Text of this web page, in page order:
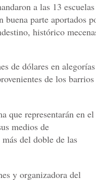
a las 13 escuelas
buena parte aportados
histórico
de dólares en
de los barrios
que representarán en el
medios de
del doble de las
y organizadora del